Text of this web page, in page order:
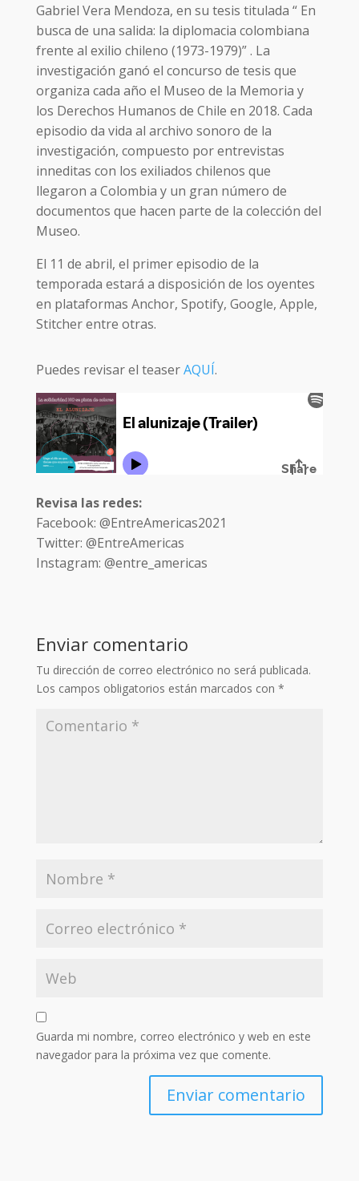
Gabriel Vera Mendoza, en su tesis titulada “ En
busca de una salida: la diplomacia colombiana
frente al exilio chileno (1973-1979)” . La
investigación ganó el concurso de tesis que
organiza cada año el Museo de la Memoria y
los Derechos Humanos de Chile en 2018. Cada
episodio da vida al archivo sonoro de la
investigación, compuesto por entrevistas
inneditas con los exiliados chilenos que
llegaron a Colombia y un gran número de
documentos que hacen parte de la colección del
Museo.
El 11 de abril, el primer episodio de la
temporada estará a disposición de los oyentes
en plataformas Anchor, Spotify, Google, Apple,
Stitcher entre otras.
Puedes revisar el teaserAQUÍ.
Revisa las redes:
Facebook: @EntreAmericas2021
Twitter: @EntreAmericas
Instagram: @entre_americas
Enviar comentario
Tu dirección de correo electrónico no será publicada.
Los campos obligatorios están marcados con *
Guarda mi nombre, correo electrónico y web en este
navegador para la próxima vez que comente.
Enviar comentario